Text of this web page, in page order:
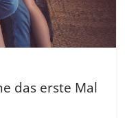
das erste Mal